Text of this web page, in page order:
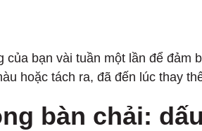
của bạn vài tuần một lần để đảm
hoặc tách ra, đã đến lúc thay
bàn chải: